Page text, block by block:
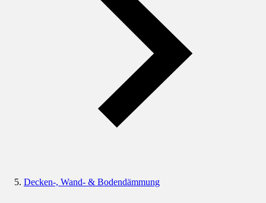
Decken-, Wand- & Bodendämmung